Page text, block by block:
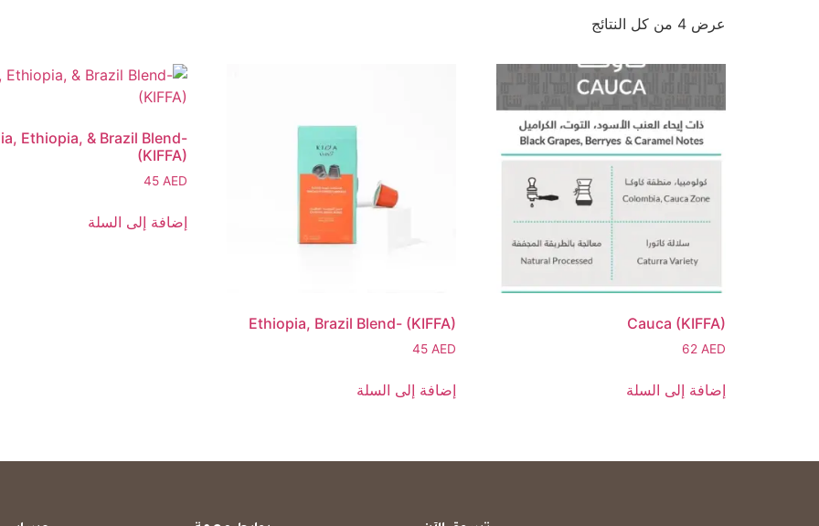
عرض ⁦4⁩ من كل النتائج
Cauca (KIFFA)
62 AED
إضافة إلى السلة
Ethiopia, Brazil Blend- (KIFFA)
45AED
إضافة إلى السلة
Ethiopia, & Brazil Blend-
(KIFFA)
45 AED
إضافة إلى السلة